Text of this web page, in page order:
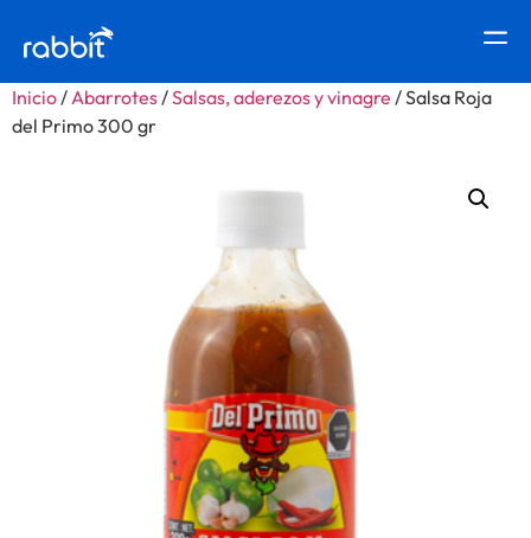
Inicio/Abarrotes/Salsas, aderezos y vinagre / Salsa Roja
del Primo 300 gr